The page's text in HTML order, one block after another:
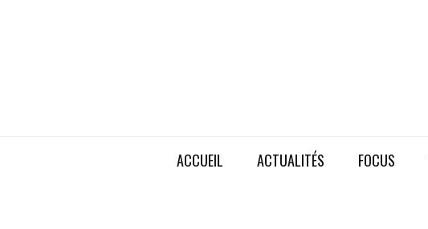
ACCUEIL ACTUALITÉS FOCUS